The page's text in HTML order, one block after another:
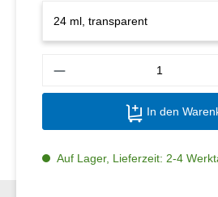
In den
Auf Lager, Lieferzeit: 2-4